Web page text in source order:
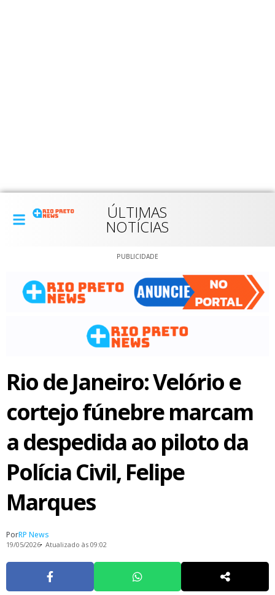
ÚLTIMAS
NOTÍCIAS
PUBLICIDADE
Rio de Janeiro: Velório e
cortejo fúnebre marcam
a despedida ao piloto da
Polícia Civil, Felipe
Marques
PorRP News
19/05/2026 Atualizado às 09:02